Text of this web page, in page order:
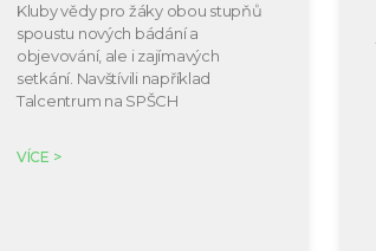
Kluby vědy pro žáky obou stupňů
spoustu nových bádání a
objevování, ale i zajímavých
setkání. Navštívili například
Talcentrum na SPŠCH
VÍCE >